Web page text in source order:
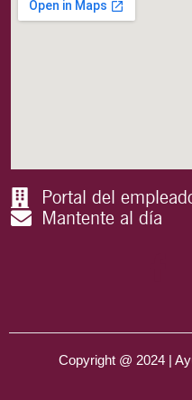
Portal del
Mantente al día
Copyright @ 2024 |